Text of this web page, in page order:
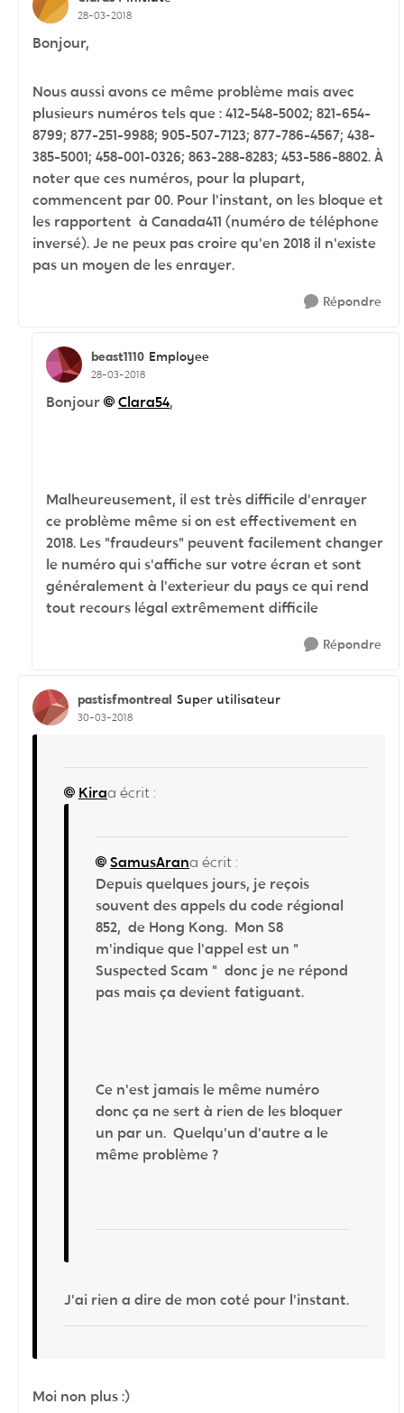
28-03-2018
Bonjour,
Nous aussi avons ce même problème mais avec
plusieurs numéros tels que : 412-548-5002; 821-654-
8799; 877-251-9988; 905-507-7123; 877-786-4567; 438-
385-5001; 458-001-0326; 863-288-8283; 453-586-8802. À
noter que ces numéros, pour la plupart,
commencent par 00. Pour l'instant, on les bloque et
les rapportent à Canada411 (numéro de téléphone
inversé). Je ne peux pas croire qu'en 2018 il n'existe
pas un moyen de les enrayer.
Répondre
beast1110 Employee
28-03-2018
Bonjour Clara54,
Malheureusement, il est très difficile d'enrayer
ce problème même si on est effectivement en
2018. Les "fraudeurs" peuvent facilement changer
le numéro qui s'affiche sur votre écran et sont
généralement à l'exterieur du pays ce qui rend
tout recours légal extrêmement difficile
Répondre
pastisfmontreal Super utilisateur
30-03-2018
Kiraa écrit :
SamusArana écrit :
Depuis quelques jours, je reçois
souvent des appels du code régional
852, de Hong Kong. Mon S8
m'indique que l'appel est un "
Suspected Scam " donc je ne répond
pas mais ça devient fatiguant.
Ce n'est jamais le même numéro
donc ça ne sert à rien de les bloquer
un par un. Quelqu'un d'autre a le
même problème ?
J'ai rien a dire de mon coté pour l'instant.
Moi non plus :)